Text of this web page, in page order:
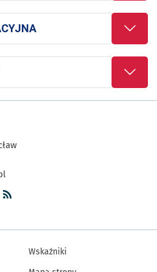
Wskaźniki